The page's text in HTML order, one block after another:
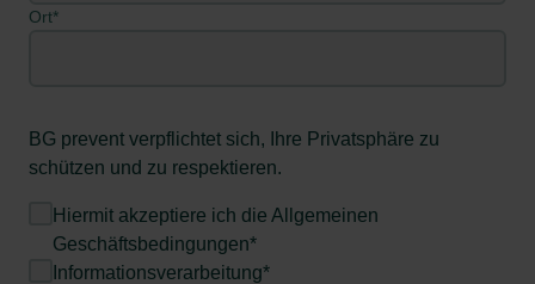
Ort*
BG prevent verpflichtet sich, Ihre Privatsphäre zu
schützen und zu respektieren.
Hiermit akzeptiere ich die Allgemeinen
Geschäftsbedingungen*
Informationsverarbeitung*